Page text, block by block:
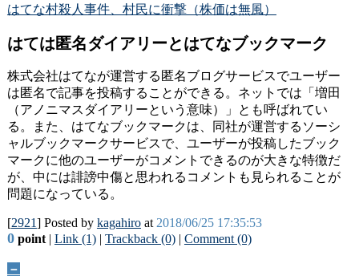
はてな村殺人事件、村民に衝撃（株価は無風）
はては匿名ダイアリーとはてなブックマーク
株式会社はてなが運営する匿名ブログサービスでユーザー
は匿名で記事を投稿することができる。ネットでは「増田
（アノニマスダイアリーという意味）」とも呼ばれてい
る。また、はてなブックマークは、同社が運営するソーシ
ャルブックマークサービスで、ユーザーが投稿したブック
マークに他のユーザーがコメントできるのが大きな特徴だ
が、中には誹謗中傷と思われるコメントも見られることが
問題になっている。
[2921] Posted by kagahiroat 2018/06/25 17:35:53
0point| Link (1)| Trackback (0)| Comment (0)
－